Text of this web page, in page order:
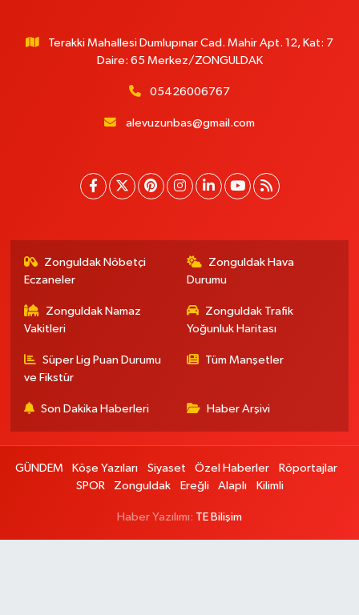
Terakki Mahallesi Dumlupınar Cad. Mahir Apt. 12, Kat: 7
Daire: 65 Merkez/ZONGULDAK
05426006767
alevuzunbas@gmail.com
Zonguldak Nöbetçi
Eczaneler
Zonguldak Hava
Durumu
Zonguldak Namaz
Vakitleri
Zonguldak Trafik
Yoğunluk Haritası
Süper Lig Puan Durumu
ve Fikstür
Tüm Manşetler
Son Dakika Haberleri Haber Arşivi
GÜNDEM Köşe Yazıları Siyaset Özel Haberler
Röportajlar
SPOR
Zonguldak Ereğli Alaplı Kilimli
Haber Yazılımı: TE Bilişim